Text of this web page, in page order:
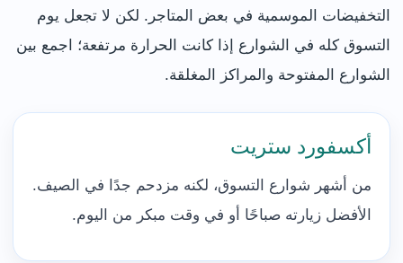
التخفيضات الموسمية في بعض المتاجر. لكن لا تجعل يوم
التسوق كله في الشوارع إذا كانت الحرارة مرتفعة؛ اجمع بين
الشوارع المفتوحة والمراكز المغلقة.
أكسفورد ستريت
من أشهر شوارع التسوق، لكنه مزدحم جدًا في الصيف.
الأفضل زيارته صباحًا أو في وقت مبكر من اليوم.